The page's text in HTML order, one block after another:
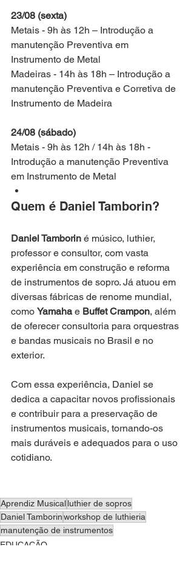
23/08 (sexta)
Metais - 9h às 12h – Introdução a
manutenção Preventiva em
Instrumento de Metal
Madeiras - 14h às 18h – Introdução a
manutenção Preventiva e Corretiva de
Instrumento de Madeira
24/08 (sábado)
Metais - 9h às 12h / 14h às 18h -
Introdução a manutenção Preventiva
em Instrumento de Metal
Quem é Daniel Tamborin?
Daniel Tamborin é músico, luthier,
professor e consultor, com vasta
experiência em construção e reforma
de instrumentos de sopro. Já atuou em
diversas fábricas de renome mundial,
como Yamaha e Buffet Crampon, além
de oferecer consultoria para orquestras
e bandas musicais no Brasil e no
exterior.
Com essa experiência, Daniel se
dedica a capacitar novos profissionais
e contribuir para a preservação de
instrumentos musicais, tornando-os
mais duráveis e adequados para o uso
cotidiano.
Aprendiz Musicalluthier de sopros
Daniel Tamborinworkshop de luthieria
manutenção de instrumentos
EDUCAÇÃO